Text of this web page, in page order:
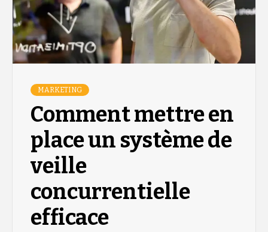
MARKETING
Comment mettre en
place un système de
veille
concurrentielle
efficace